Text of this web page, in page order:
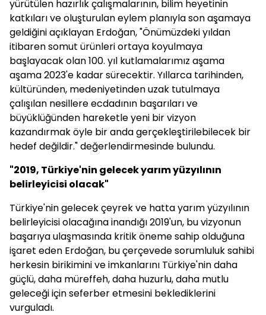
yürütülen hazırlık çalışmalarının, bilim heyetinin
katkıları ve oluşturulan eylem planıyla son aşamaya
geldiğini açıklayan Erdoğan, "Önümüzdeki yıldan
itibaren somut ürünleri ortaya koyulmaya
başlayacak olan 100. yıl kutlamalarımız aşama
aşama 2023'e kadar sürecektir. Yıllarca tarihinden,
kültüründen, medeniyetinden uzak tutulmaya
çalışılan nesillere ecdadının başarıları ve
büyüklüğünden hareketle yeni bir vizyon
kazandırmak öyle bir anda gerçekleştirilebilecek bir
hedef değildir." değerlendirmesinde bulundu.
"2019, Türkiye'nin gelecek yarım yüzyılının
belirleyicisi olacak"
Türkiye'nin gelecek çeyrek ve hatta yarım yüzyılının
belirleyicisi olacağına inandığı 2019'un, bu vizyonun
başarıya ulaşmasında kritik öneme sahip olduğuna
işaret eden Erdoğan, bu çerçevede sorumluluk sahibi
herkesin birikimini ve imkanlarını Türkiye'nin daha
güçlü, daha müreffeh, daha huzurlu, daha mutlu
geleceği için seferber etmesini beklediklerini
vurguladı.